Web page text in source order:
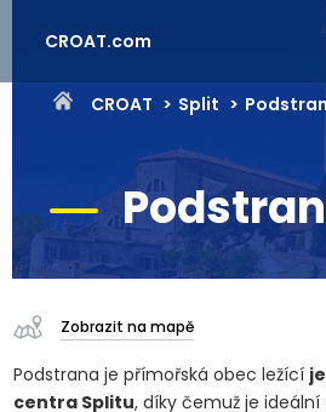
CROAT.com
CROAT Split
Zobrazit na mapě
Podstrana je přímořská obec ležící
centra Splitu, díky čemuž je ideální